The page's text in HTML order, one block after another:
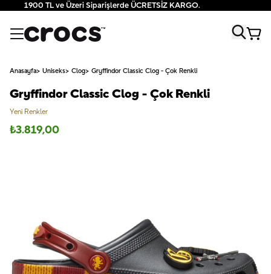
1900 TL ve Üzeri Siparişlerde ÜCRETSİZ KARGO.
Anasayfa Uniseks Clog Gryffindor Classic Clog - Çok Renkli
Gryffindor Classic Clog - Çok Renkli
Yeni Renkler
₺3.819,00